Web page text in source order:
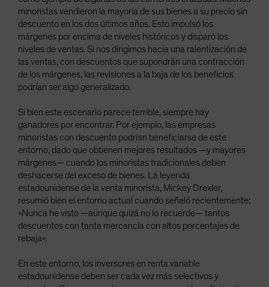
minoristas vendieron la mayoría de sus bienes a su precio sin
descuento en los dos últimos años. Esto impulsó los
márgenes por encima de niveles históricos y disparó los
niveles de ventas. Si nos dirigimos hacia una ralentización de
las ventas, con descuentos que supondrán una contracción
de los márgenes, las revisiones a la baja de los beneficios
podrían ser algo generalizado.
Si bien este escenario parece terrible, siempre hay
ganadores por encontrar. Por ejemplo, las empresas
minoristas con descuento podrían beneficiarse de este
entorno, dado que obtienen mejores resultados —y mayores
márgenes— cuando los minoristas tradicionales deben
deshacerse del exceso de bienes. La leyenda
estadounidense de la venta minorista, Mickey Drexler,
resumió bien el entorno actual cuando señaló recientemente:
«Nunca he visto —aunque quizá no lo recuerde— tantos
descuentos con tanta mercancía con altos porcentajes de
rebaja».
En este entorno, los inversores en renta variable
estadounidense deben ser cada vez más selectivos y